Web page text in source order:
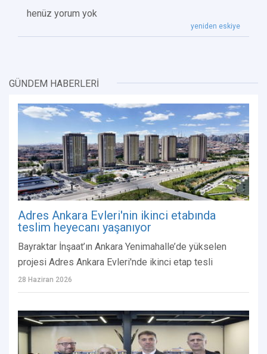
henüz yorum yok
yeniden eskiye
GÜNDEM HABERLERİ
Adres Ankara Evleri'nin ikinci etabında
teslim heyecanı yaşanıyor
Bayraktar İnşaat’ın Ankara Yenimahalle’de yükselen
projesi Adres Ankara Evleri'nde ikinci etap tesli
28 Haziran 2026